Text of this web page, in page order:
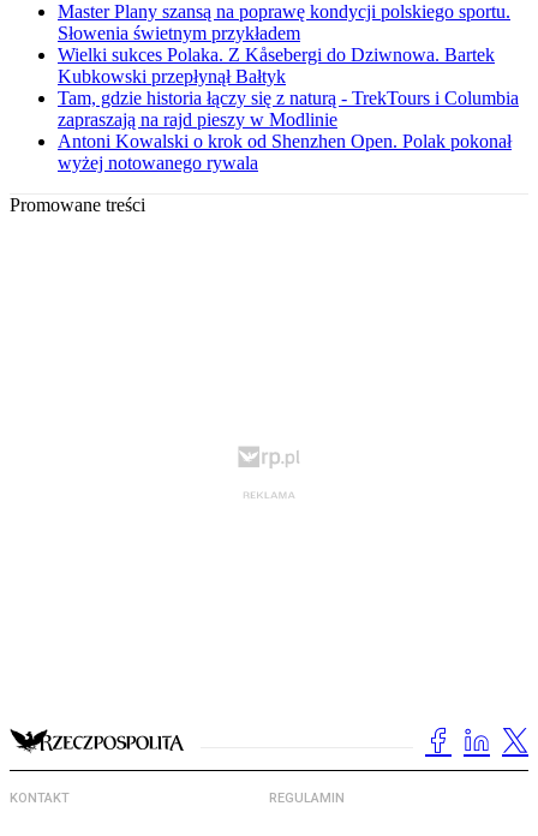
Master Plany szansą na poprawę kondycji polskiego sportu.
Słowenia świetnym przykładem
Wielki sukces Polaka. Z Kåsebergi do Dziwnowa. Bartek
Kubkowski przepłynął Bałtyk
Tam, gdzie historia łączy się z naturą - TrekTours i Columbia
zapraszają na rajd pieszy w Modlinie
Antoni Kowalski o krok od Shenzhen Open. Polak pokonał
wyżej notowanego rywala
Promowane treści
KONTAKT REGULAMIN